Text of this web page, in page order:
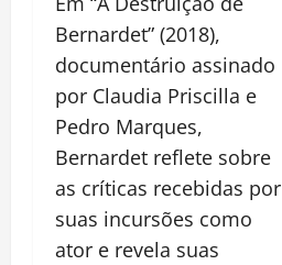
Bernardet” (2018),
documentário assinado
por Claudia Priscilla e
Pedro Marques,
Bernardet reflete sobre
as críticas recebidas por
suas incursões como
ator e revela suas